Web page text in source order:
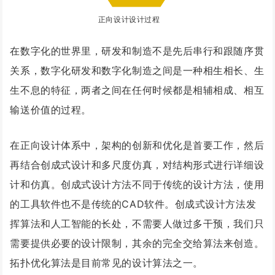
正向设计设计过程
在数字化的世界里，研发和制造不是先后串行和跟随序贯
关系，数字化研发和数字化制造之间是一种相生相长、生
生不息的特征，两者之间在任何时候都是相辅相成、相互
输送价值的过程。
在正向设计体系中，架构的创新和优化是首要工作，然后
再结合创成式设计和多尺度仿真，对结构形式进行详细设
计和仿真。创成式设计方法不同于传统的设计方法，使用
的工具软件也不是传统的CAD软件。创成式设计方法发
挥算法和人工智能的长处，不需要人做过多干预，我们只
需要提供必要的设计限制，其余的完全交给算法来创造。
拓扑优化算法是目前常见的设计算法之一。